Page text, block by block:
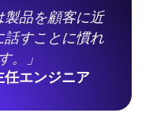
製品を顧客に近
話すことに慣れ
。」
任エンジニア